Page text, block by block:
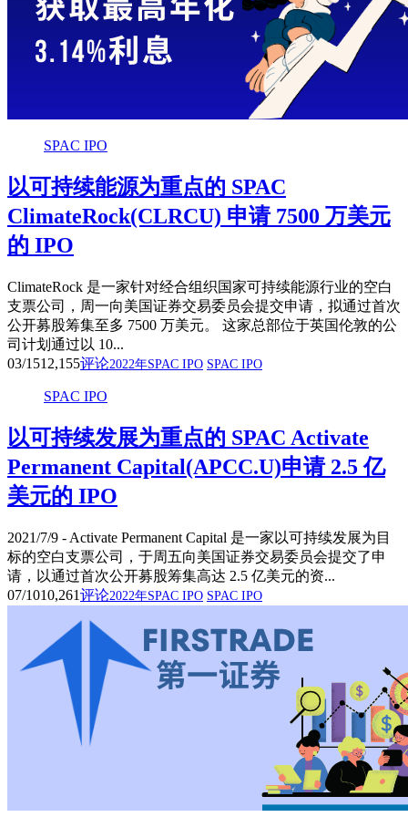
SPAC IPO
以可持续能源为重点的 SPAC
ClimateRock(CLRCU) 申请 7500 万美元
的 IPO
ClimateRock 是一家针对经合组织国家可持续能源行业的空白
支票公司，周一向美国证券交易委员会提交申请，拟通过首次
公开募股筹集至多 7500 万美元。 这家总部位于英国伦敦的公
司计划通过以 10...
03/1512,155评论2022年SPAC IPO SPAC IPO
SPAC IPO
以可持续发展为重点的 SPAC Activate
Permanent Capital(APCC.U)申请 2.5 亿
美元的 IPO
2021/7/9 - Activate Permanent Capital 是一家以可持续发展为目
标的空白支票公司，于周五向美国证券交易委员会提交了申
请，以通过首次公开募股筹集高达 2.5 亿美元的资...
07/1010,261评论2022年SPAC IPO SPAC IPO